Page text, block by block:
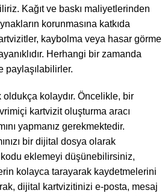
Kağıt ve baskı maliyetlerinden
korunmasına katkıda
kaybolma veya hasar görme
Herhangi bir zamanda
paylaşılabilirler.
kolaydır. Öncelikle, bir
kartvizit oluşturma aracı
yapmanız gerekmektedir.
bir dijital dosya olarak
eklemeyi düşünebilirsiniz,
kolayca tarayarak kaydetmelerini
dijital kartvizitinizi e-posta, mesaj